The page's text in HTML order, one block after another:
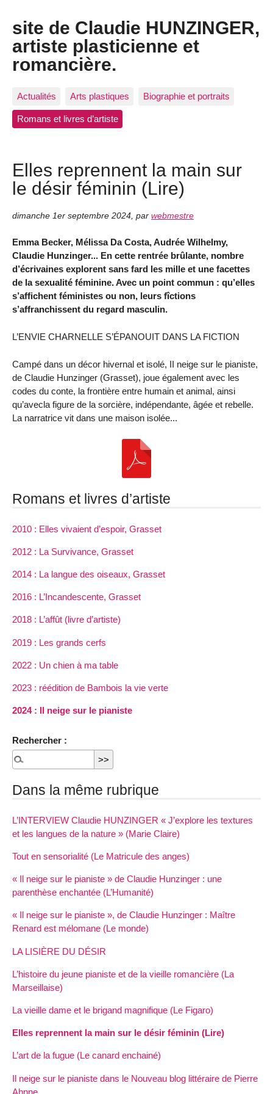
site de Claudie HUNZINGER,
artiste plasticienne et
romancière.
Actualités Arts plastiques Biographie et portraits
Romans et livres d’artiste
Elles reprennent la main sur
le désir féminin (Lire)
dimanche 1er septembre 2024 par webmestre
Emma Becker, Mélissa Da Costa, Audrée Wilhelmy,
Claudie Hunzinger... En cette rentrée brûlante, nombre
d’écrivaines explorent sans fard les mille et une facettes
de la sexualité féminine. Avec un point commun : qu’elles
s’affichent féministes ou non, leurs fîctions
s’affranchissent du regard masculin.
L’ENVIE CHARNELLE S’ÉPANOUIT DANS LA FICTION
Campé dans un décor hivernal et isolé, II neige sur le pianiste,
de Claudie Hunzinger (Grasset), joue également avec les
codes du conte, la frontière entre humain et animal, ainsi
qu’avecla figure de la sorcière, indépendante, âgée et rebelle.
La narratrice vit dans une maison isolée...
Romans et livres d’artiste
2010 : Elles vivaient d’espoir, Grasset
2012 : La Survivance, Grasset
2014 : La langue des oiseaux, Grasset
2016 : L’Incandescente, Grasset
2018 : L’affût (livre d’artiste)
2019 : Les grands cerfs
2022 : Un chien à ma table
2023 : réédition de Bambois la vie verte
2024 : Il neige sur le pianiste
Rechercher :
Dans la même rubrique
L’INTERVIEW Claudie HUNZINGER « J’explore les textures
et les langues de la nature » (Marie Claire)
Tout en sensorialité (Le Matricule des anges)
« Il neige sur le pianiste » de Claudie Hunzinger : une
parenthèse enchantée (L’Humanité)
« Il neige sur le pianiste », de Claudie Hunzinger : Maître
Renard est mélomane (Le monde)
LA LISIÈRE DU DÉSIR
L’histoire du jeune pianiste et de la vieille romancière (La
Marseillaise)
La vieille dame et le brigand magnifique (Le Figaro)
Elles reprennent la main sur le désir féminin (Lire)
L’art de la fugue (Le canard enchainé)
Il neige sur le pianiste dans le Nouveau blog littéraire de Pierre
Ahnne